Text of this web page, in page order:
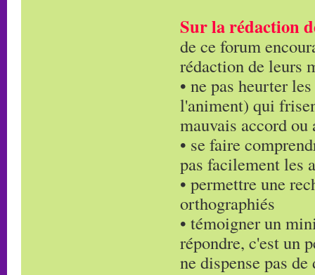
Sur la rédaction
de ce forum
rédaction de leurs
• ne pas heurter
l'animent) qui
mauvais accord
• se faire
pas facilement les
• permettre une
orthographiés
• témoigner un
répondre, c'est un
ne dispense pas